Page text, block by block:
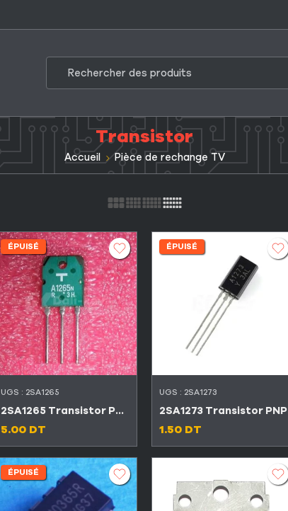
Transistor
Accueil Pièce de rechange TV
ÉPUISÉ
UGS : 2SA1265
2SA1265 Transistor PNP
5.00 DT
ÉPUISÉ
UGS : 2SA1273
2SA1273 Transistor PNP
1.50 DT
ÉPUISÉ